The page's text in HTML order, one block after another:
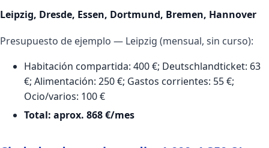
Leipzig, Dresde, Essen, Dortmund, Bremen, Hannover
Presupuesto de ejemplo — Leipzig (mensual, sin curso):
Habitación compartida: 400 €; Deutschlandticket: 63
€; Alimentación: 250 €; Gastos corrientes: 55 €;
Ocio/varios: 100 €
Total: aprox. 868 €/mes